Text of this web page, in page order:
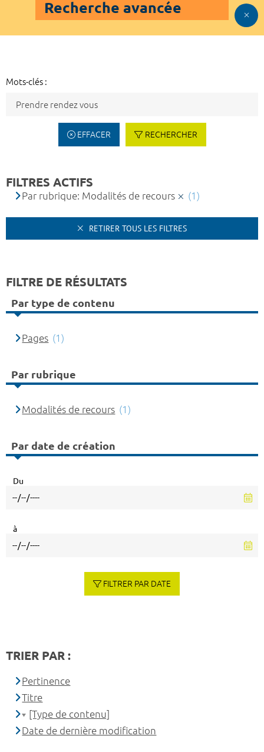
Recherche avancée
Mots-clés :
EFFACER RECHERCHER
FILTRES ACTIFS
Par rubrique: Modalités de recours (1)
RETIRER TOUS LES FILTRES
FILTRE DE RÉSULTATS
Par type de contenu
Pages (1)
Par rubrique
Modalités de recours (1)
Par date de création
Du
à
FILTRER PAR DATE
TRIER PAR :
Pertinence
Titre
[Type de contenu]
Date de dernière modification